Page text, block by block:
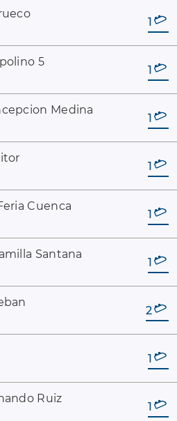
1
5
1
Medina
1
1
Cuenca
1
Santana
1
2
1
Ruiz
1